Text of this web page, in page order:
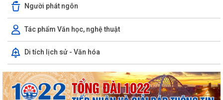
Người phát ngôn
Tác phẩm Văn học, nghệ thuật
Di tích lịch sử - Văn hóa
Ban đại diện Hội đồng quản trị Ngân hàng Chính sách xã hội phường